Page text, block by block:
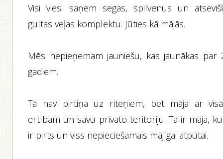
Visi viesi saņem segas, spilvenus un
gultas veļas komplektu. Jūties kā mājās.
Mēs nepieņemam jauniešu, kas jaunākas par
gadiem.
Tā nav pirtiņa uz riteņiem, bet māja ar
ērtībām un savu privāto teritoriju. Tā ir māja,
ir pirts un viss nepieciešamais mājīgai atpūtai.